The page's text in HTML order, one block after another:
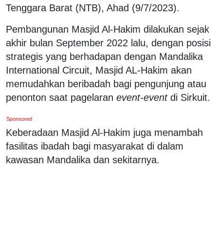
Tenggara Barat (NTB), Ahad (9/7/2023).
Pembangunan Masjid Al-Hakim dilakukan sejak
akhir bulan September 2022 lalu, dengan posisi
strategis yang berhadapan dengan Mandalika
International Circuit, Masjid AL-Hakim akan
memudahkan beribadah bagi pengunjung atau
penonton saat pagelaran event-eventdi Sirkuit.
Sponsored
Keberadaan Masjid Al-Hakim juga menambah
fasilitas ibadah bagi masyarakat di dalam
kawasan Mandalika dan sekitarnya.